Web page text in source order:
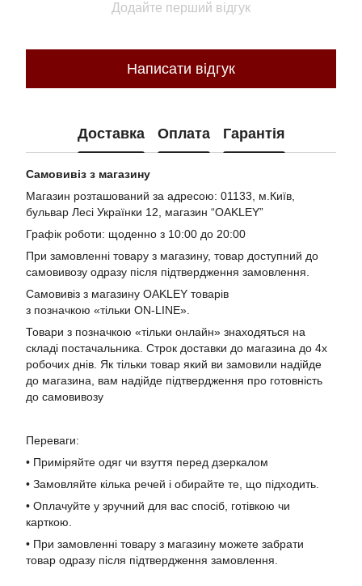
Додайте перший відгук
Написати відгук
Доставка Оплата Гарантія
Самовивіз з магазину
Магазин розташований за адресою: 01133, м.Київ,
бульвар Лесі Українки 12, магазин “OAKLEY”
Графік роботи: щоденно з 10:00 до 20:00
При замовленні товару з магазину, товар доступний до
самовивозу одразу після підтвердження замовлення.
Самовивіз з магазину OAKLEY товарів
з позначкою «тільки ON-LINE».
Товари з позначкою «тільки онлайн» знаходяться на
складі постачальника. Строк доставки до магазина до 4х
робочих днів. Як тільки товар який ви замовили надійде
до магазина, вам надійде підтвердження про готовність
до самовивозу
Переваги:
• Приміряйте одяг чи взуття перед дзеркалом
• Замовляйте кілька речей і обирайте те, що підходить.
• Оплачуйте у зручний для вас спосіб, готівкою чи
карткою.
• При замовленні товару з магазину можете забрати
товар одразу після підтвердження замовлення.